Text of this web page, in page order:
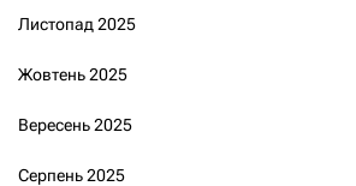
Листопад 2025
Жовтень 2025
Вересень 2025
Серпень 2025